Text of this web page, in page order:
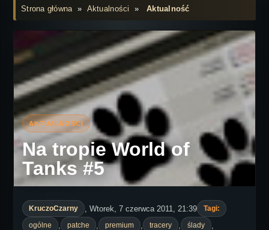
Strona główna» Aktualności »Aktualność
Na tropie World of
Tanks #5
KruczoCzarny , Wtorek, 7 czerwca 2011, 21:39
Tagi:
ogólne
patche premium tracery ślady